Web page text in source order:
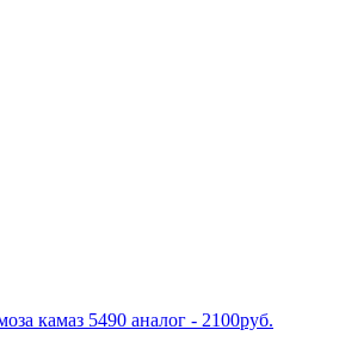
камаз 5490 аналог - 2100руб.